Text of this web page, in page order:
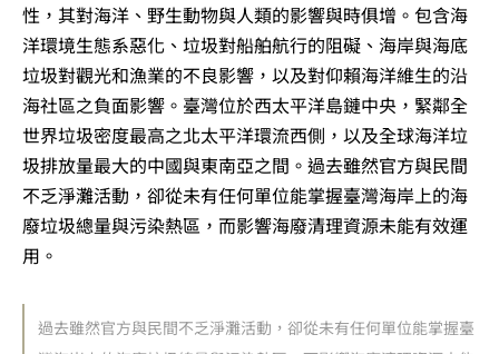
性，其對海洋、野生動物與人類的影響與時俱增。包含海
洋環境生態系惡化、垃圾對船舶航行的阻礙、海岸與海底
垃圾對觀光和漁業的不良影響，以及對仰賴海洋維生的沿
海社區之負面影響。臺灣位於西太平洋島鏈中央，緊鄰全
世界垃圾密度最高之北太平洋環流西側，以及全球海洋垃
圾排放量最大的中國與東南亞之間。過去雖然官方與民間
不乏淨灘活動，卻從未有任何單位能掌握臺灣海岸上的海
廢垃圾總量與污染熱區，而影響海廢清理資源未能有效運
用。
過去雖然官方與民間不乏淨灘活動，卻從未有任何單位能掌握臺